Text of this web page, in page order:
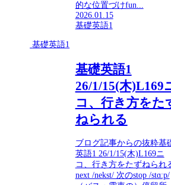
的な位置づけfun...
2026.01.15
基礎英語1
基礎英語1
基礎英語1
26/1/15(木)L169
コ、行き方をた
ねられる
ブログ記事からの抜粋基
英語1 26/1/15(木)L169ニ
コ、行き方をたずねられ
next /nekst/ 次のstop /stɑːp/